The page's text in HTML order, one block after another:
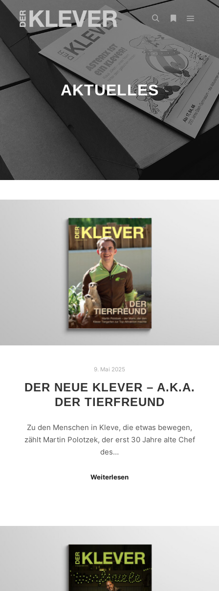
AKTUELLES
9. Mai 2025
DER NEUE KLEVER – A.K.A.
DER TIERFREUND
Zu den Menschen in Kleve, die etwas bewegen,
zählt Martin Polotzek, der erst 30 Jahre alte Chef
des…
Weiterlesen